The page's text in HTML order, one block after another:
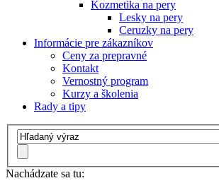
Kozmetika na pery
Lesky na pery
Ceruzky na pery
Informácie pre zákazníkov
Ceny za prepravné
Kontakt
Vernostný program
Kurzy a školenia
Rady a tipy
Nachádzate sa tu: